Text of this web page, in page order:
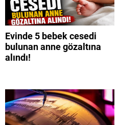
Evinde 5 bebek cesedi
bulunan anne gözaltına
alındı!